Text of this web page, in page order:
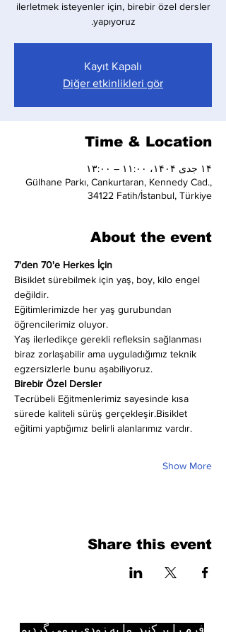
ilerletmek isteyenler için, birebir özel dersler
yapıyoruz.
Kayıt Kapalı
Diğer etkinlikleri gör
Time & Location
۱۴ جدی ۱۴۰۴، ۱۱:۰۰ – ۱۳:۰۰
Gülhane Parkı, Cankurtaran, Kennedy Cad.,
34122 Fatih/İstanbul, Türkiye
About the event
7'den 70'e Herkes İçin
Bisiklet sürebilmek için yaş, boy, kilo engel
değildir.
Eğitimlerimizde her yaş gurubundan
öğrencilerimiz oluyor.
Yaş ilerledikçe gerekli refleksin sağlanması
biraz zorlaşabilir ama uyguladığımız teknik
egzersizlerle bunu aşabiliyoruz.
Birebir Özel Dersler
Tecrübeli Eğitmenlerimiz sayesinde kısa
sürede kaliteli sürüş gerçekleşir.Bisiklet
eğitimi yaptığımız belirli alanlarımız vardır.
Show More
Share this event